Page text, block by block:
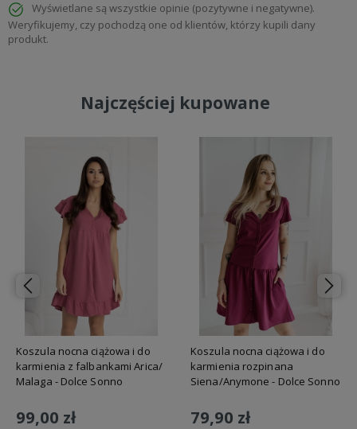
Wyświetlane są wszystkie opinie (pozytywne i negatywne).
Weryfikujemy, czy pochodzą one od klientów, którzy kupili dany
produkt.
Najczęściej kupowane
Koszula nocna ciążowa i do
karmienia z falbankami Arica/
Malaga - Dolce Sonno
99,00 zł
Koszula nocna ciążowa i do
karmienia rozpinana
Siena/Anymone - Dolce Sonno
79,90 zł